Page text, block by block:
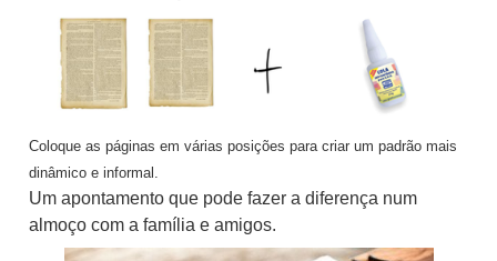
Coloque as páginas em várias posições para criar um padrão mais
dinâmico e informal.
Um apontamento que pode fazer a diferença num
almoço com a família e amigos.